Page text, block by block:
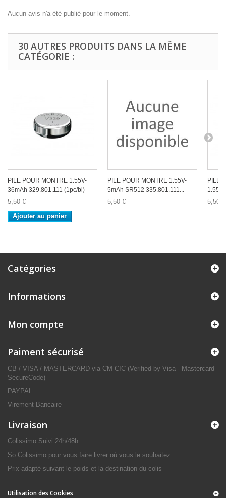
Aucun avis n'a été publié pour le moment.
30 AUTRES PRODUITS DANS LA MÊME
CATÉGORIE :
PILE POUR MONTRE 1.55V-
36mAh 329.801.111 (1pc/bl)
5,50 €
Ajouter au panier
PILE POUR MONTRE 1.55V-
5mAh SR512 335.801.111...
5,50 €
PILE
5,50 €
Catégories
Informations
Mon compte
Paiment sécurisé
CB / VISA / MASTERCARD via CM-CIC (Verified by Visa - Mastercard
SecureCode)
PAYPAL
Virement Bancaire
Livraison
Colissimo Suivi 24h/48h
So Colissimo pour vous faire livrer où vous le souhaitez
Prix adapté suivant le poids et la destination du colis
Utilisation des Cookies